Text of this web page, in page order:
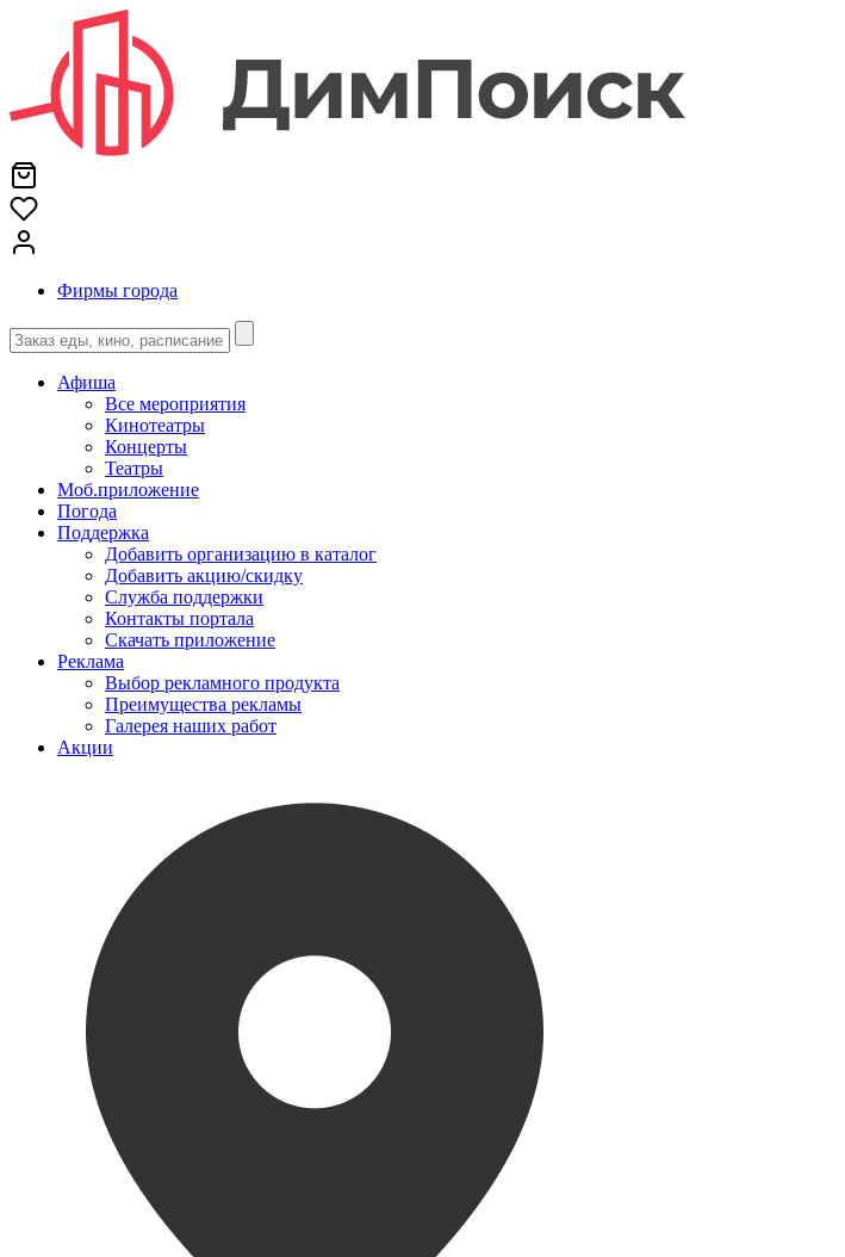
Фирмы города
Афиша
Все мероприятия
Кинотеатры
Концерты
Театры
Моб.приложение
Погода
Поддержка
Добавить организацию в каталог
Добавить акцию/скидку
Служба поддержки
Контакты портала
Скачать приложение
Реклама
Выбор рекламного продукта
Преимущества рекламы
Галерея наших работ
Акции